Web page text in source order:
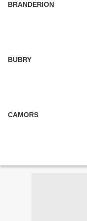
BRANDERION
BUBRY
CAMORS